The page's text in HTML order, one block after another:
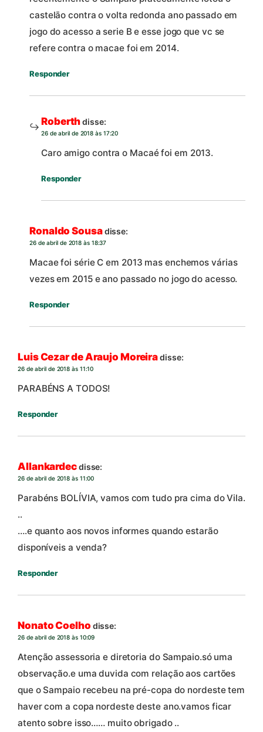
castelāo contra o volta redonda ano passado em
jogo do acesso a serie B e esse jogo que vc se
refere contra o macae foi em 2014.
Responder
Roberthdisse:
26 de abril de 2018 às 17:20
Caro amigo contra o Macaé foi em 2013.
Responder
Ronaldo Sousadisse:
26 de abril de 2018 às 18:37
Macae foi série C em 2013 mas enchemos várias
vezes em 2015 e ano passado no jogo do acesso.
Responder
Luis Cezar de Araujo Moreiradisse:
26 de abril de 2018 às 11:10
PARABÉNS A TODOS!
Responder
Allankardecdisse:
26 de abril de 2018 às 11:00
Parabéns BOLÍVIA, vamos com tudo pra cima do Vila.
..
….e quanto aos novos informes quando estarão
disponíveis a venda?
Responder
Nonato Coelho disse:
26 de abril de 2018 às 10:09
Atenção assessoria e diretoria do Sampaio.só uma
observação.e uma duvida com relação aos cartões
que o Sampaio recebeu na pré-copa do nordeste tem
haver com a copa nordeste deste ano.vamos ficar
atento sobre isso…… muito obrigado ..